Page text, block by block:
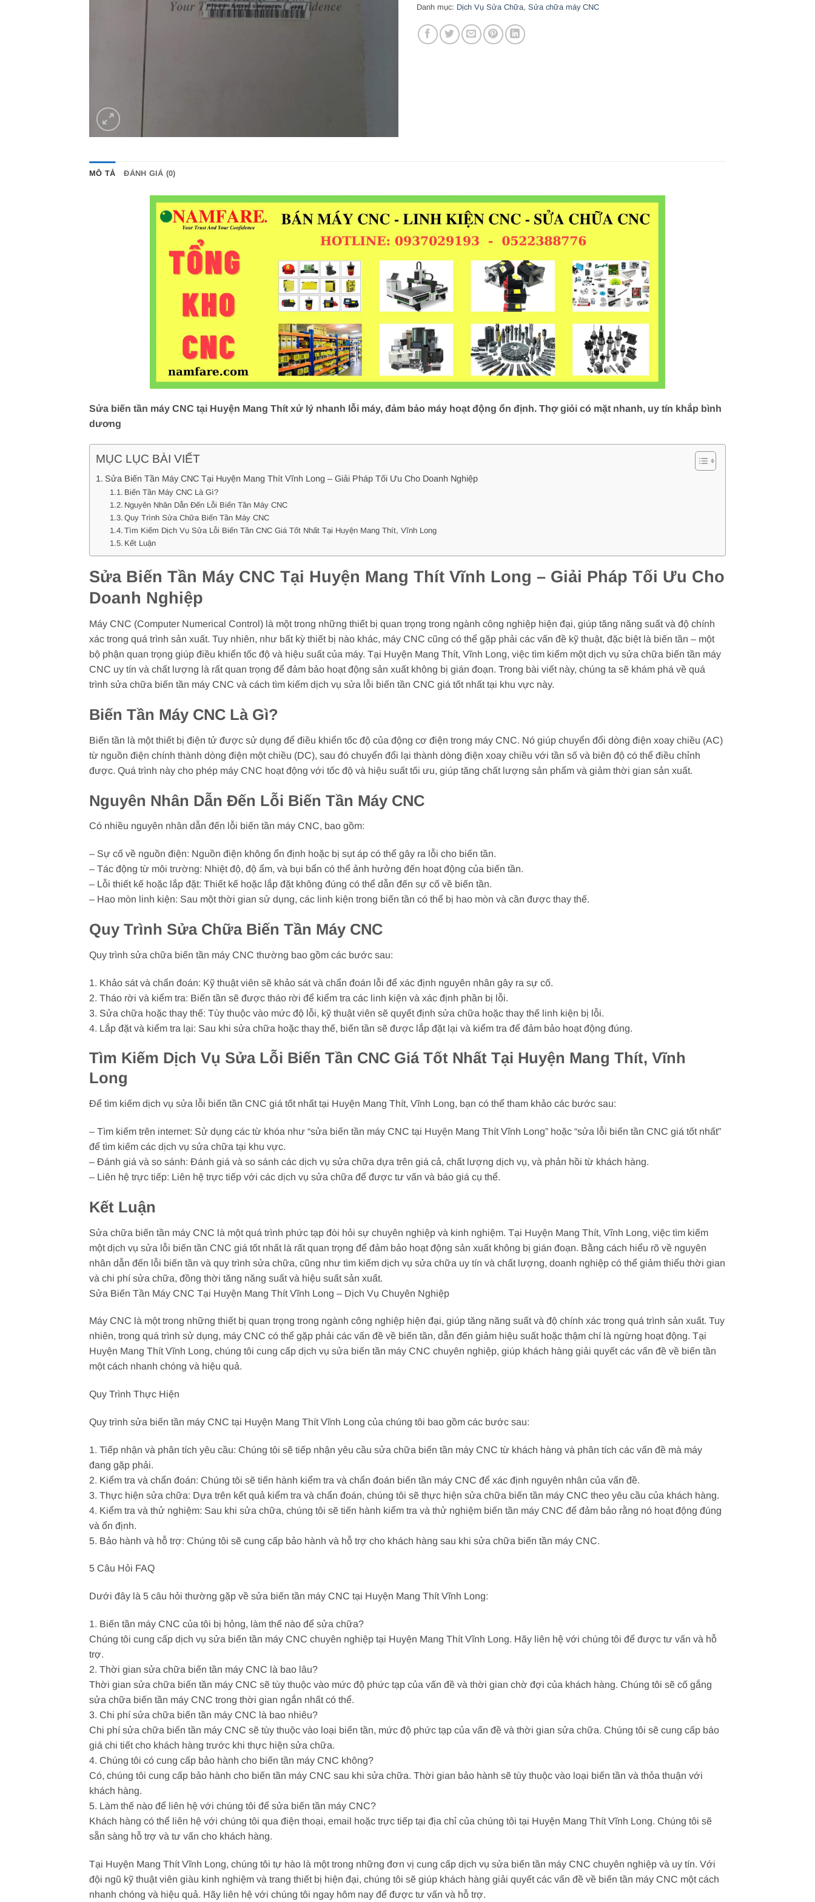
Danh mục: Dịch Vụ Sửa Chữa, Sửa chữa máy CNC
MÔ TẢ ĐÁNH GIÁ (0)
Sửa biến tần máy CNC tại Huyện Mang Thít xử lý nhanh lỗi máy, đảm bảo máy hoạt động ổn định. Thợ giỏi có mặt nhanh, uy tín khắp bình
dương
MỤC LỤC BÀI VIẾT
Sửa Biến Tần Máy CNC Tại Huyện Mang Thít Vĩnh Long – Giải Pháp Tối Ưu Cho Doanh Nghiệp
Biến Tần Máy CNC Là Gì?
Nguyên Nhân Dẫn Đến Lỗi Biến Tần Máy CNC
Quy Trình Sửa Chữa Biến Tần Máy CNC
Tìm Kiếm Dịch Vụ Sửa Lỗi Biến Tần CNC Giá Tốt Nhất Tại Huyện Mang Thít, Vĩnh Long
Kết Luận
Sửa Biến Tần Máy CNC Tại Huyện Mang Thít Vĩnh Long – Giải Pháp Tối Ưu Cho
Doanh Nghiệp
Máy CNC (Computer Numerical Control) là một trong những thiết bị quan trọng trong ngành công nghiệp hiện đại, giúp tăng năng suất và độ chính
xác trong quá trình sản xuất. Tuy nhiên, như bất kỳ thiết bị nào khác, máy CNC cũng có thể gặp phải các vấn đề kỹ thuật, đặc biệt là biến tần – một
bộ phận quan trọng giúp điều khiển tốc độ và hiệu suất của máy. Tại Huyện Mang Thít, Vĩnh Long, việc tìm kiếm một dịch vụ sửa chữa biến tần máy
CNC uy tín và chất lượng là rất quan trọng để đảm bảo hoạt động sản xuất không bị gián đoạn. Trong bài viết này, chúng ta sẽ khám phá về quá
trình sửa chữa biến tần máy CNC và cách tìm kiếm dịch vụ sửa lỗi biến tần CNC giá tốt nhất tại khu vực này.
Biến Tần Máy CNC Là Gì?
Biến tần là một thiết bị điện tử được sử dụng để điều khiển tốc độ của động cơ điện trong máy CNC. Nó giúp chuyển đổi dòng điện xoay chiều (AC)
từ nguồn điện chính thành dòng điện một chiều (DC), sau đó chuyển đổi lại thành dòng điện xoay chiều với tần số và biên độ có thể điều chỉnh
được. Quá trình này cho phép máy CNC hoạt động với tốc độ và hiệu suất tối ưu, giúp tăng chất lượng sản phẩm và giảm thời gian sản xuất.
Nguyên Nhân Dẫn Đến Lỗi Biến Tần Máy CNC
Có nhiều nguyên nhân dẫn đến lỗi biến tần máy CNC, bao gồm:
– Sự cố về nguồn điện: Nguồn điện không ổn định hoặc bị sụt áp có thể gây ra lỗi cho biến tần.
– Tác động từ môi trường: Nhiệt độ, độ ẩm, và bụi bẩn có thể ảnh hưởng đến hoạt động của biến tần.
– Lỗi thiết kế hoặc lắp đặt: Thiết kế hoặc lắp đặt không đúng có thể dẫn đến sự cố về biến tần.
– Hao mòn linh kiện: Sau một thời gian sử dụng, các linh kiện trong biến tần có thể bị hao mòn và cần được thay thế.
Quy Trình Sửa Chữa Biến Tần Máy CNC
Quy trình sửa chữa biến tần máy CNC thường bao gồm các bước sau:
1. Khảo sát và chẩn đoán: Kỹ thuật viên sẽ khảo sát và chẩn đoán lỗi để xác định nguyên nhân gây ra sự cố.
2. Tháo rời và kiểm tra: Biến tần sẽ được tháo rời để kiểm tra các linh kiện và xác định phần bị lỗi.
3. Sửa chữa hoặc thay thế: Tùy thuộc vào mức độ lỗi, kỹ thuật viên sẽ quyết định sửa chữa hoặc thay thế linh kiện bị lỗi.
4. Lắp đặt và kiểm tra lại: Sau khi sửa chữa hoặc thay thế, biến tần sẽ được lắp đặt lại và kiểm tra để đảm bảo hoạt động đúng.
Tìm Kiếm Dịch Vụ Sửa Lỗi Biến Tần CNC Giá Tốt Nhất Tại Huyện Mang Thít, Vĩnh
Long
Để tìm kiếm dịch vụ sửa lỗi biến tần CNC giá tốt nhất tại Huyện Mang Thít, Vĩnh Long, bạn có thể tham khảo các bước sau:
– Tìm kiếm trên internet: Sử dụng các từ khóa như “sửa biến tần máy CNC tại Huyện Mang Thít Vĩnh Long” hoặc “sửa lỗi biến tần CNC giá tốt nhất”
để tìm kiếm các dịch vụ sửa chữa tại khu vực.
– Đánh giá và so sánh: Đánh giá và so sánh các dịch vụ sửa chữa dựa trên giá cả, chất lượng dịch vụ, và phản hồi từ khách hàng.
– Liên hệ trực tiếp: Liên hệ trực tiếp với các dịch vụ sửa chữa để được tư vấn và báo giá cụ thể.
Kết Luận
Sửa chữa biến tần máy CNC là một quá trình phức tạp đòi hỏi sự chuyên nghiệp và kinh nghiệm. Tại Huyện Mang Thít, Vĩnh Long, việc tìm kiếm
một dịch vụ sửa lỗi biến tần CNC giá tốt nhất là rất quan trọng để đảm bảo hoạt động sản xuất không bị gián đoạn. Bằng cách hiểu rõ về nguyên
nhân dẫn đến lỗi biến tần và quy trình sửa chữa, cũng như tìm kiếm dịch vụ sửa chữa uy tín và chất lượng, doanh nghiệp có thể giảm thiểu thời gian
và chi phí sửa chữa, đồng thời tăng năng suất và hiệu suất sản xuất.
Sửa Biến Tần Máy CNC Tại Huyện Mang Thít Vĩnh Long – Dịch Vụ Chuyên Nghiệp
Máy CNC là một trong những thiết bị quan trọng trong ngành công nghiệp hiện đại, giúp tăng năng suất và độ chính xác trong quá trình sản xuất. Tuy
nhiên, trong quá trình sử dụng, máy CNC có thể gặp phải các vấn đề về biến tần, dẫn đến giảm hiệu suất hoặc thậm chí là ngừng hoạt động. Tại
Huyện Mang Thít Vĩnh Long, chúng tôi cung cấp dịch vụ sửa biến tần máy CNC chuyên nghiệp, giúp khách hàng giải quyết các vấn đề về biến tần
một cách nhanh chóng và hiệu quả.
Quy Trình Thực Hiện
Quy trình sửa biến tần máy CNC tại Huyện Mang Thít Vĩnh Long của chúng tôi bao gồm các bước sau:
1. Tiếp nhận và phân tích yêu cầu: Chúng tôi sẽ tiếp nhận yêu cầu sửa chữa biến tần máy CNC từ khách hàng và phân tích các vấn đề mà máy
đang gặp phải.
2. Kiểm tra và chẩn đoán: Chúng tôi sẽ tiến hành kiểm tra và chẩn đoán biến tần máy CNC để xác định nguyên nhân của vấn đề.
3. Thực hiện sửa chữa: Dựa trên kết quả kiểm tra và chẩn đoán, chúng tôi sẽ thực hiện sửa chữa biến tần máy CNC theo yêu cầu của khách hàng.
4. Kiểm tra và thử nghiệm: Sau khi sửa chữa, chúng tôi sẽ tiến hành kiểm tra và thử nghiệm biến tần máy CNC để đảm bảo rằng nó hoạt động đúng
và ổn định.
5. Bảo hành và hỗ trợ: Chúng tôi sẽ cung cấp bảo hành và hỗ trợ cho khách hàng sau khi sửa chữa biến tần máy CNC.
5 Câu Hỏi FAQ
Dưới đây là 5 câu hỏi thường gặp về sửa biến tần máy CNC tại Huyện Mang Thít Vĩnh Long:
1. Biến tần máy CNC của tôi bị hỏng, làm thế nào để sửa chữa?
Chúng tôi cung cấp dịch vụ sửa biến tần máy CNC chuyên nghiệp tại Huyện Mang Thít Vĩnh Long. Hãy liên hệ với chúng tôi để được tư vấn và hỗ
trợ.
2. Thời gian sửa chữa biến tần máy CNC là bao lâu?
Thời gian sửa chữa biến tần máy CNC sẽ tùy thuộc vào mức độ phức tạp của vấn đề và thời gian chờ đợi của khách hàng. Chúng tôi sẽ cố gắng
sửa chữa biến tần máy CNC trong thời gian ngắn nhất có thể.
3. Chi phí sửa chữa biến tần máy CNC là bao nhiêu?
Chi phí sửa chữa biến tần máy CNC sẽ tùy thuộc vào loại biến tần, mức độ phức tạp của vấn đề và thời gian sửa chữa. Chúng tôi sẽ cung cấp báo
giá chi tiết cho khách hàng trước khi thực hiện sửa chữa.
4. Chúng tôi có cung cấp bảo hành cho biến tần máy CNC không?
Có, chúng tôi cung cấp bảo hành cho biến tần máy CNC sau khi sửa chữa. Thời gian bảo hành sẽ tùy thuộc vào loại biến tần và thỏa thuận với
khách hàng.
5. Làm thế nào để liên hệ với chúng tôi để sửa biến tần máy CNC?
Khách hàng có thể liên hệ với chúng tôi qua điện thoại, email hoặc trực tiếp tại địa chỉ của chúng tôi tại Huyện Mang Thít Vĩnh Long. Chúng tôi sẽ
sẵn sàng hỗ trợ và tư vấn cho khách hàng.
Tại Huyện Mang Thít Vĩnh Long, chúng tôi tự hào là một trong những đơn vị cung cấp dịch vụ sửa biến tần máy CNC chuyên nghiệp và uy tín. Với
đội ngũ kỹ thuật viên giàu kinh nghiệm và trang thiết bị hiện đại, chúng tôi sẽ giúp khách hàng giải quyết các vấn đề về biến tần máy CNC một cách
nhanh chóng và hiệu quả. Hãy liên hệ với chúng tôi ngay hôm nay để được tư vấn và hỗ trợ.